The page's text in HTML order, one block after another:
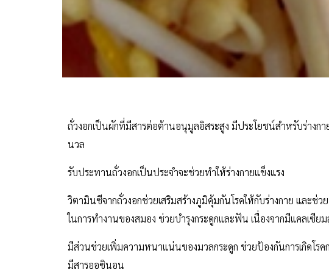
ถั่วงอกเป็นผักที่มีสารต่อต้านอนุมูลอิสระสูง มีประโยชน์สำหรับร่าง
นวล
รับประทานถั่วงอกเป็นประจำจะช่วยทำให้ร่างกายแข็งแรง
วิตามินซีจากถั่วงอกช่วยเสริมสร้างภูมิคุ้มกันโรคให้กับร่างกาย และช่
ในการทำงานของสมอง ช่วยบำรุงกระดูกและฟัน เนื่องจากมีแคลเซียม
มีส่วนช่วยเพิ่มความหนาแน่นของมวลกระดูก ช่วยป้องกันการเกิดโร
มีสารออซินอน